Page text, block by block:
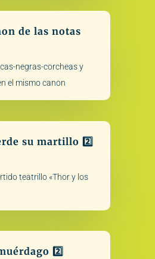
de las notas
negras-corcheas y
el mismo canon
su martillo 2️⃣
teatrillo «Thor y los
2️⃣